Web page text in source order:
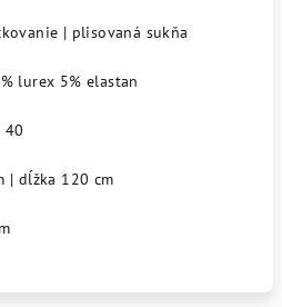
| plisovaná sukňa
lurex 5% elastan
40
| dĺžka 120 cm